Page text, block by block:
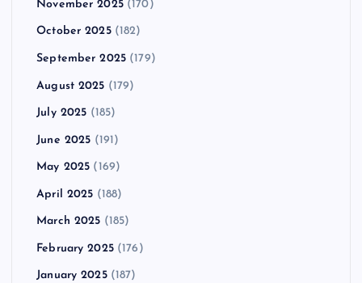
November 2025(170)
October 2025(182)
September 2025 (179)
August 2025 (179)
July 2025 (185)
June 2025 (191)
May 2025 (169)
April 2025 (188)
March 2025 (185)
February 2025(176)
January 2025(187)